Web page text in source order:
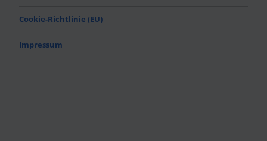
Cookie-Richtlinie (EU)
Impressum